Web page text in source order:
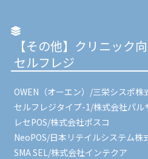
【その他】クリニック
セルフレジ
OWEN（オーエン）/三栄シスポ株
セルフレジタイプ-1/株式会社パル
レセPOS/株式会社ポスコ
NeoPOS/日本リテイルシステム株
SMA SEL/株式会社インテクア